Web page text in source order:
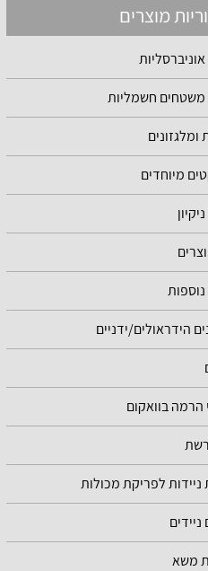
מוצרים
משטחים חשמליות
ומלגזונים
מיוחדים
הידראולים/ידניים
הרמה בוואקום
רשת
לפריקת מכולות
ניידים
משא